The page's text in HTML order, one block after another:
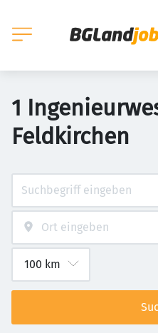
1
Feldkirchen